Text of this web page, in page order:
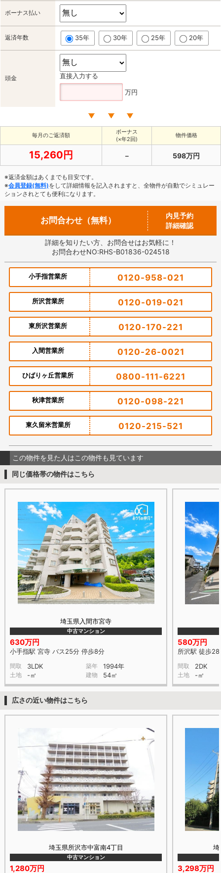
ボーナス払い
返済年数 35年 30年 25年 20年
頭金 直接入力する
万円
毎月のご返済額
ボーナス
(×年2回)
物件価格
15,260円 － 598万円
※返済金額はあくまでも目安です。
※会員登録(無料)をして詳細情報を記入されますと、全物件が自動でシミュレー
ションされとても便利になります。
お問合わせ（無料）
内見予約
詳細確認
詳細を知りたい方、お問合せはお気軽に！
お問合わせNO:RHS-B01836-024518
小手指営業所 0120-958-021
所沢営業所 0120-019-021
東所沢営業所 0120-170-221
入間営業所 0120-26-0021
ひばりヶ丘営業所 0800-111-6221
秋津営業所 0120-098-221
東久留米営業所 0120-215-521
この物件を見た人はこの物件も見ています
同じ価格帯の物件はこちら
埼玉県入間市宮寺
中古マンション
630万円
小手指駅 宮寺 バス25分 停歩8分
間取 3LDK 築年 1994年
土地 -㎡ 建物 54㎡
580万円
所沢駅 徒歩28
間取 2DK
土地 -㎡
広さの近い物件はこちら
埼玉県所沢市中富南4丁目
中古マンション
1,280万円
埼
3,298万円